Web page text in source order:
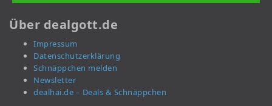
Über dealgott.de
Impressum
Datenschutzerklärung
Schnäppchen melden
Newsletter
dealhai.de – Deals & Schnäppchen